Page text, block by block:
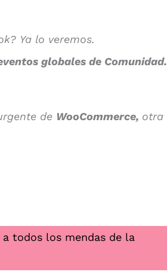
Ya lo veremos.
globales de Comunidad.
de WooCommerce, otra
todos los mendas de la